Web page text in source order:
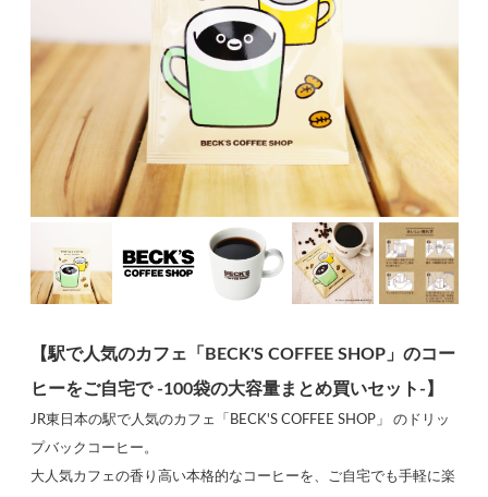
【駅で人気のカフェ「BECK'S COFFEE SHOP」のコー
ヒーをご自宅で -100袋の大容量まとめ買いセット-】
JR東日本の駅で人気のカフェ「BECK'S COFFEE SHOP」 のドリッ
プバックコーヒー。
大人気カフェの香り高い本格的なコーヒーを、ご自宅でも手軽に楽